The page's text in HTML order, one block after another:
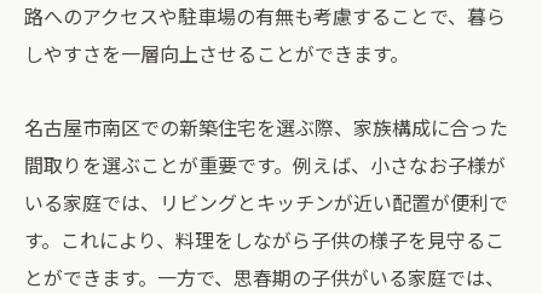
路へのアクセスや駐車場の有無も考慮することで、暮ら
しやすさを一層向上させることができます。
名古屋市南区での新築住宅を選ぶ際、家族構成に合った
間取りを選ぶことが重要です。例えば、小さなお子様が
いる家庭では、リビングとキッチンが近い配置が便利で
す。これにより、料理をしながら子供の様子を見守るこ
とができます。一方で、思春期の子供がいる家庭では、